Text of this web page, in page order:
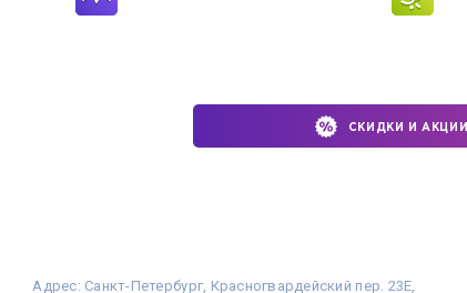
СКИДКИ И АКЦИИ
Адрес: Санкт-Петербург, Красногвардейский пер. 23Е,